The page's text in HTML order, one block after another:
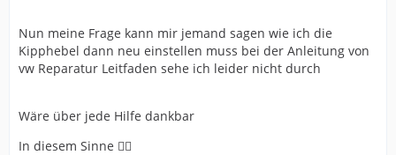
Nun meine Frage kann mir jemand sagen wie ich die
Kipphebel dann neu einstellen muss bei der Anleitung von
vw Reparatur Leitfaden sehe ich leider nicht durch
Wäre über jede Hilfe dankbar
In diesem Sinne 🙋‍♂️